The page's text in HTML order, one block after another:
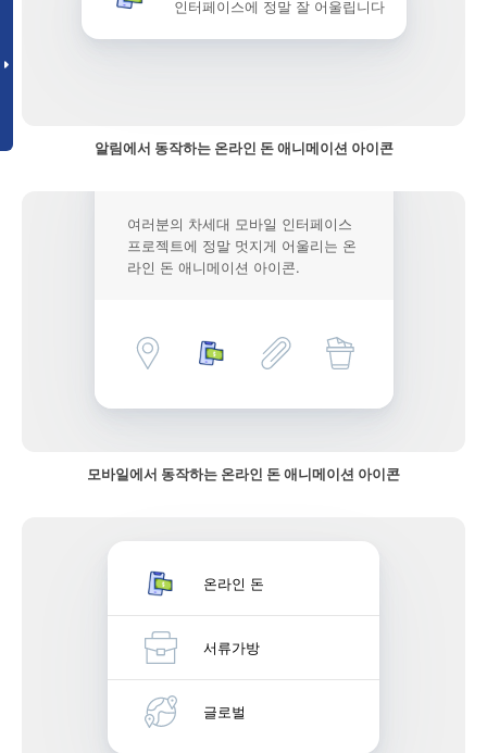
인터페이스에 정말 잘 어울립니다
알림에서 동작하는 온라인 돈 애니메이션 아이콘
여러분의 차세대 모바일 인터페이스
프로젝트에 정말 멋지게 어울리는 온
라인 돈 애니메이션 아이콘.
모바일에서 동작하는 온라인 돈 애니메이션 아이콘
온라인 돈
서류가방
글로벌